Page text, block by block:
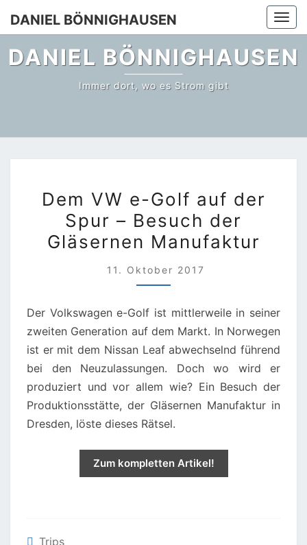
content
DANIEL BÖNNIGHAUSEN
DANIEL BÖNNIGHAUSEN
Immer dort, wo es Strom gibt
VW
E-
GOLF
DER
–
BESUCH
DER
GLÄSERNEN
MANUFAKTUR
Dem VW e-Golf auf der
Spur – Besuch der
Gläsernen Manufaktur
11. Oktober 2017
Der Volkswagen e-Golf ist mittlerweile in seiner
zweiten Generation auf dem Markt. In Norwegen
ist er mit dem Nissan Leaf abwechselnd führend
bei den Neuzulassungen. Doch wo wird er
produziert und vor allem wie? Ein Besuch der
Produktionsstätte, der Gläsernen Manufaktur in
Dresden, löste dieses Rätsel.
Zum kompletten Artikel!
Trips